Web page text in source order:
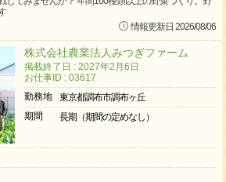
情報更新日 2026/08/06
株式会社農業法人みつぎファーム
掲載終了日 : 2027年2月6日
お仕事ID : 03617
勤務地
東京都調布市調布ヶ丘
期間
長期（期間の定めなし）